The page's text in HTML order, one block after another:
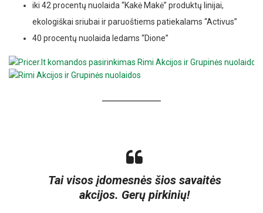
iki 42 procentų nuolaida “Kakė Makė” produktų linijai,
ekologiškai sriubai ir paruoštiems patiekalams “Activus”
40 procentų nuolaida ledams “Dione”
Tai visos įdomesnės šios savaitės
akcijos. Gerų pirkinių!